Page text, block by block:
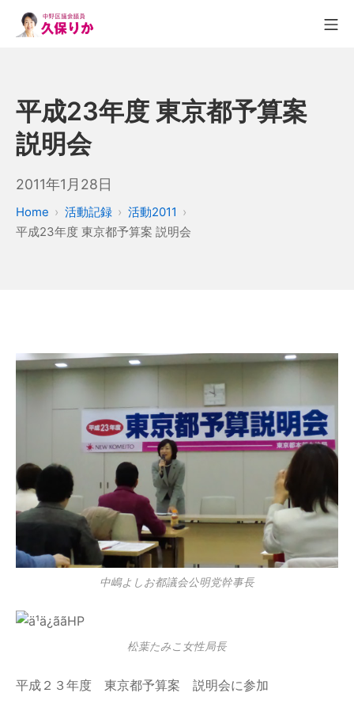
平成23年度 東京都予算案
説明会
2011年1月28日
Home 活動記録
活動2011
平成23年度 東京都予算案 説明会
中嶋よしお都議会公明党幹事長
松葉たみこ女性局長
平成２３年度 東京都予算案 説明会に参加